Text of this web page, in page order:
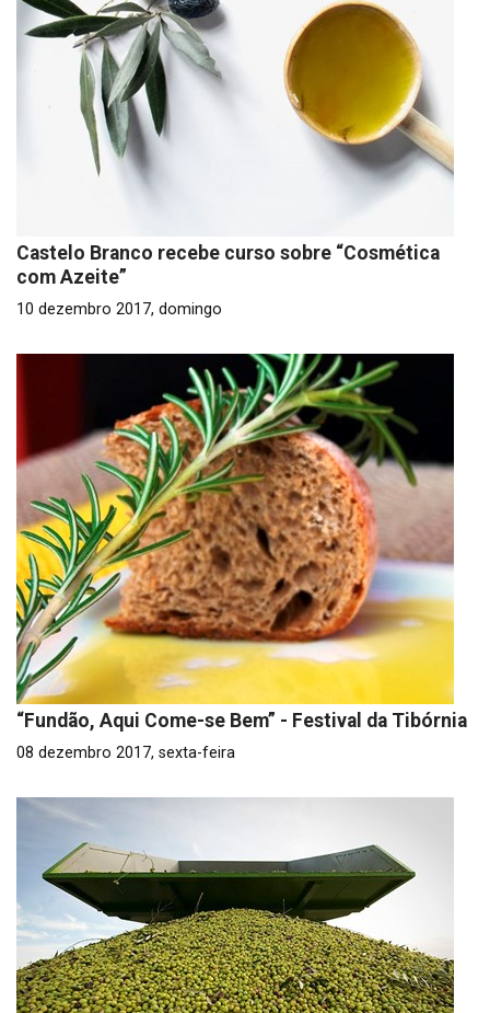
Castelo Branco recebe curso sobre “Cosmética
com Azeite”
10 dezembro 2017, domingo
“Fundão, Aqui Come-se Bem” - Festival da Tibórnia
08 dezembro 2017, sexta-feira